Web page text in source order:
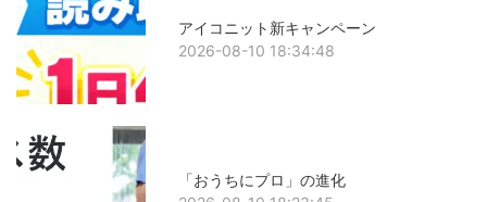
アイコニット新キャンペーン
2026-08-10 18:34:48
「おうちにプロ」の進化